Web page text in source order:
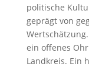
politische
geprägt von
ein offenes
Landkreis. Ein